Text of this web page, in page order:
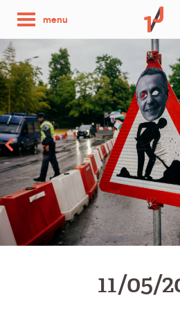
menu
11/05/